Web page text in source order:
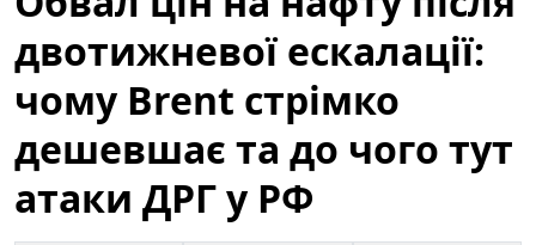
двотижневої ескалації:
чому Brent стрімко
дешевшає та до чого тут
атаки ДРГ у РФ